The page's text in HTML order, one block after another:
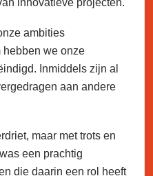
ambities
hebben we onze
Inmiddels zijn al
aan andere
maar met trots en
een prachtig
die daarin een rol heeft